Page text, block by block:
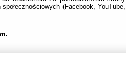
(Facebook, YouTube,